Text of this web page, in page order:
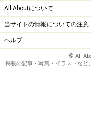
All Aboutについて
当サイトの情報についての注意
ヘルプ
© All
掲載の記事・写真・イラストな